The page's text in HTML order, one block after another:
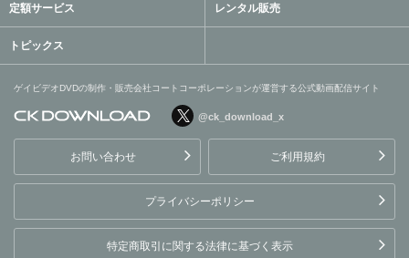
定額サービス レンタル販売
トピックス
ゲイビデオDVDの制作・販売会社コートコーポレーションが運営する公式動画配信サイト
ョンが運営する公式動画配
信サイト
@ck_download_x
お問い合わせ ご利用規約
プライバシーポリシー
特定商取引に関する法律に基づく表示